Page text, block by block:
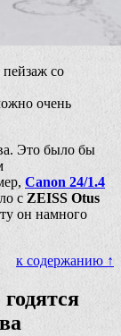
со
очень
Это было бы
Canon 24/1.4
с ZEISS Otus
он намного
к содержанию ↑